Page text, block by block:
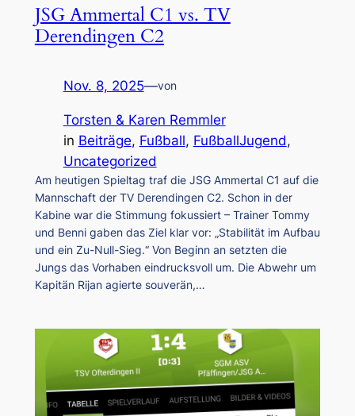
JSG Ammertal C1 vs. TV
Derendingen C2
Nov. 8, 2025—von
Torsten & Karen Remmler
in Beiträge, Fußball, FußballJugend
Uncategorized
Am heutigen Spieltag traf die JSG Ammertal C1 auf die
Mannschaft der TV Derendingen C2. Schon in der
Kabine war die Stimmung fokussiert – Trainer Tommy
und Benni gaben das Ziel klar vor: „Stabilität im Aufbau
und ein Zu-Null-Sieg.“ Von Beginn an setzten die
Jungs das Vorhaben eindrucksvoll um. Die Abwehr um
Kapitän Rijan agierte souverän,…